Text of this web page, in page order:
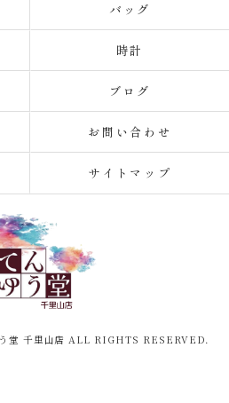
バッグ
時計
ブログ
お問い合わせ
サイトマップ
堂 千里山店 ALL RIGHTS RESERVED.